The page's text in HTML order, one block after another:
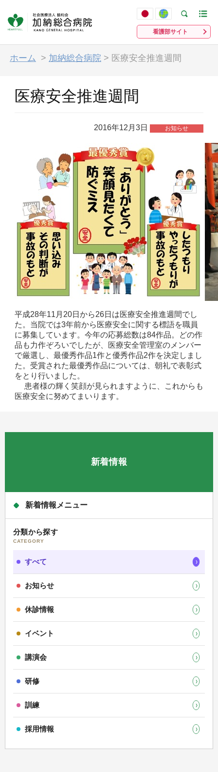
看護部サイト
ホーム > 加納総合病院 > 医療安全推進週間
医療安全推進週間
2016年12月3日 お知らせ
平成28年11月20日から26日は医療安全推進週間でし
た。当院では3年前から医療安全に関する標語を職員
に募集しています。今年の応募総数は84作品。どの作
品も力作ぞろいでしたが、医療安全管理室のメンバー
で厳選し、最優秀作品1作と優秀作品2作を決定しまし
た。受賞された最優秀作品については、朝礼で表彰式
をとり行いました。
患者様の輝く笑顔が見られますように、これからも
医療安全に努めてまいります。
新着情報
新着情報メニュー
分類から探す
CATEGORY
すべて
お知らせ
休診情報
イベント
講演会
研修
訓練
採用情報